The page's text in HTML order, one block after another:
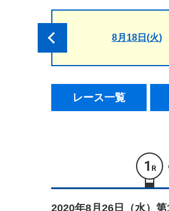
8月18日(火)
レース一覧
1 R
2020年8月26日（水）